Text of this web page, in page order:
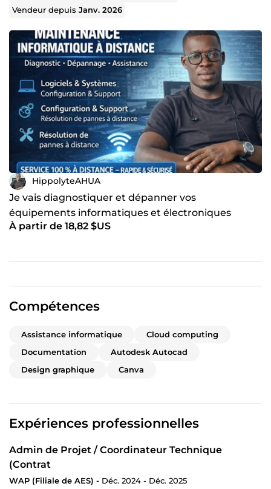
Vendeur depuisJanv. 2026
HippolyteAHUA
Je vais diagnostiquer et dépanner vos
équipements informatiques et électroniques
À partir de 18,82 $US
Compétences
Assistance informatique
Cloud computing
Documentation
Autodesk Autocad
Design graphique
Canva
Expériences professionnelles
Admin de Projet / Coordinateur Technique
(Contrat
WAP (Filiale de AES) - Déc. 2024 - Déc. 2025